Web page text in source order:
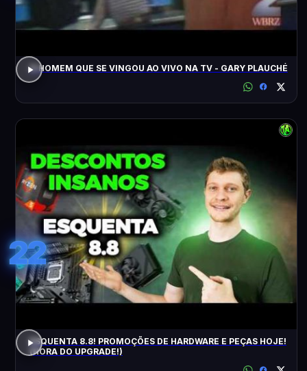
O HOMEM QUE SE VINGOU AO VIVO NA TV - GARY PLAUCHÉ
22
ESQUENTA 8.8! PROMOÇÕES DE HARDWARE E PEÇAS HOJE!
(HORA DO UPGRADE!)